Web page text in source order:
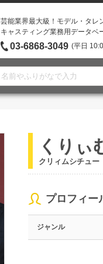
芸能業界最大級！モデル・タレ
キャスティング業務用データベ
03-6868-3049 (平日
くりぃ
クリィムシチュー
プロフィー
ジャンル